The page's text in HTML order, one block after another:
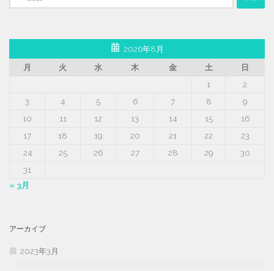
2026年8月
月
火 水 木 金 土
日
1
2
3
4 5 6 7 8
9
10
11 12 13 14 15
16
17
18 19 20 21 22
23
24
25 26 27 28 29
30
31
« 3月
アーカイブ
2023年3月